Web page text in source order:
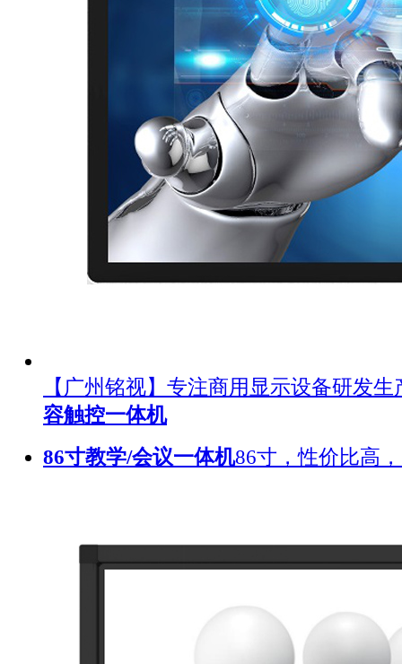
【广州铭视】专注商用显示设备研发
容触控一体机
86寸教学/会议一体机86寸，性价比高